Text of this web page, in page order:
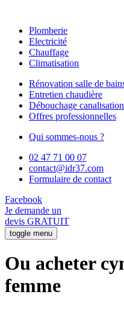
Plomberie
Electricité
Chauffage
Climatisation
Rénovation salle de
Entretien chaudière
Débouchage
Offres professionnelles
Qui sommes-nous ?
02 47 71 00 07
contact@idr37.com
Formulaire de contact
Facebook
Je demande un
devis GRATUIT
toggle menu
Ou acheter
femme